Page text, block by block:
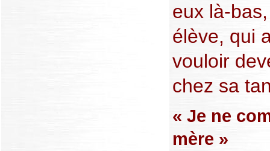
eux là-
élève, qui
vouloir
chez sa
« Je ne
mère »